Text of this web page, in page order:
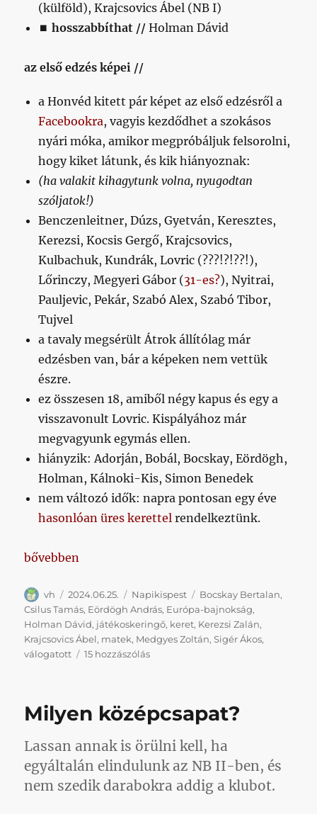
(külföld), Krajcsovics Ábel (NB I)
⏹hosszabbíthat //Holman Dávid
az első edzés képei //
a Honvéd kitett pár képet az első edzésről a
Facebookra, vagyis kezdődhet a szokásos
nyári móka, amikor megpróbáljuk felsorolni,
hogy kiket látunk, és kik hiányoznak:
(ha valakit kihagytunk volna, nyugodtan
szóljatok!)
Benczenleitner, Dúzs, Gyetván, Keresztes,
Kerezsi, Kocsis Gergő, Krajcsovics,
Kulbachuk, Kundrák, Lovric (???!?!??!),
Lőrinczy, Megyeri Gábor (31-es?), Nyitrai,
Pauljevic, Pekár, Szabó Alex, Szabó Tibor,
Tujvel
a tavaly megsérült Átrok állítólag már
edzésben van, bár a képeken nem vettük
észre.
ez összesen 18, amiből négy kapus és egy a
visszavonult Lovric. Kispályához már
megvagyunk egymás ellen.
hiányzik: Adorján, Bobál, Bocskay, Eördögh,
Holman, Kálnoki-Kis, Simon Benedek
nem változó idők: napra pontosan egy éve
hasonlóan üres kerettel rendelkeztünk.
„Napikispest, napiEb 2024/06/25”
bővebben
Szerző
vh Közzétéve
2024.06.25. Kategória
Napikispest Címke
Bocskay Bertalan,
Csilus Tamás, Eördögh András, Európa-bajnokság,
Holman Dávid, játékoskeringő, keret, Kerezsi Zalán,
Krajcsovics Ábel, matek, Medgyes Zoltán,Sigér Ákos,
válogatott
15 hozzászólásNapikispest,
bejegyzéshez
Milyen középcsapat?
Lassan annak is örülni kell, ha
egyáltalán elindulunk az NB II-ben, és
nem szedik darabokra addig a klubot.